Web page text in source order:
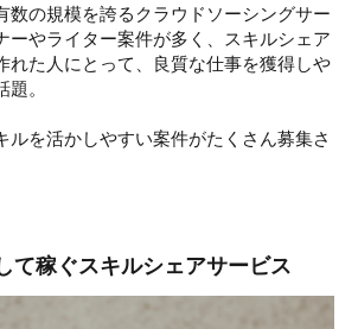
数の規模を誇るクラウドソーシングサー
ーやライター案件が多く、スキルシェア
れた人にとって、良質な仕事を獲得しや
。
ルを活かしやすい案件がたくさん募集さ
て稼ぐスキルシェアサービス